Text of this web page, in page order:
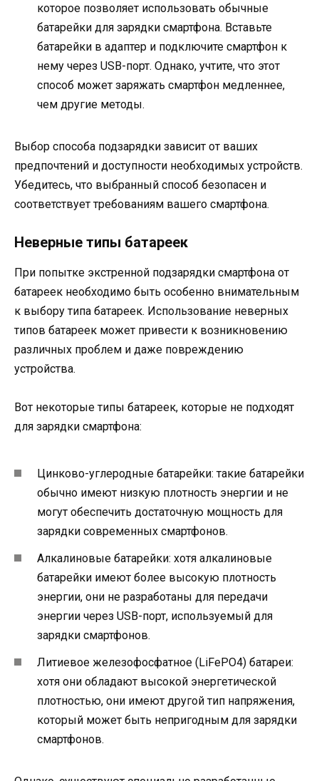
которое позволяет использовать обычные
батарейки для зарядки смартфона. Вставьте
батарейки в адаптер и подключите смартфон к
нему через USB-порт. Однако, учтите, что этот
способ может заряжать смартфон медленнее,
чем другие методы.
Выбор способа подзарядки зависит от ваших
предпочтений и доступности необходимых устройств.
Убедитесь, что выбранный способ безопасен и
соответствует требованиям вашего смартфона.
Неверные типы батареек
При попытке экстренной подзарядки смартфона от
батареек необходимо быть особенно внимательным
к выбору типа батареек. Использование неверных
типов батареек может привести к возникновению
различных проблем и даже повреждению
устройства.
Вот некоторые типы батареек, которые не подходят
для зарядки смартфона:
Цинково-углеродные батарейки: такие батарейки
обычно имеют низкую плотность энергии и не
могут обеспечить достаточную мощность для
зарядки современных смартфонов.
Алкалиновые батарейки: хотя алкалиновые
батарейки имеют более высокую плотность
энергии, они не разработаны для передачи
энергии через USB-порт, используемый для
зарядки смартфонов.
Литиевое железофосфатное (LiFePO4) батареи:
хотя они обладают высокой энергетической
плотностью, они имеют другой тип напряжения,
который может быть непригодным для зарядки
смартфонов.